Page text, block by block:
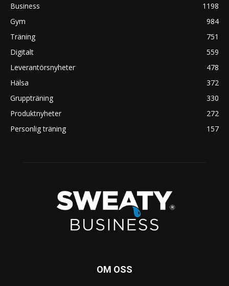
Business
1198
Gym
984
Träning
751
Digitalt
559
Leverantörsnyheter
478
Hälsa
372
Gruppträning
330
Produktnyheter
272
Personlig träning
157
OM OSS